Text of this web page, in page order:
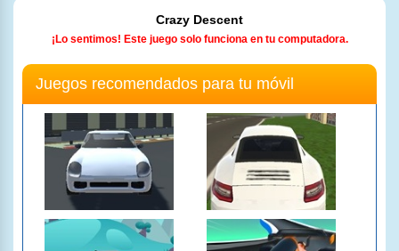
Crazy Descent
¡Lo sentimos! Este juego solo funciona en tu computadora.
Juegos recomendados para tu móvil